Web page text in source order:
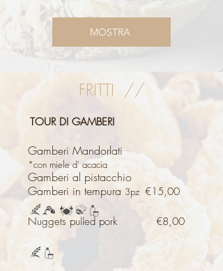
MOSTRA
FRITTI //
TOUR DI GAMBERI
Gamberi Mandorlati
​*con miele d' acacia
Gamberi al pistacchio
Gamberi in tempura 3pz €15,00
Nuggets pulled pork €8,00